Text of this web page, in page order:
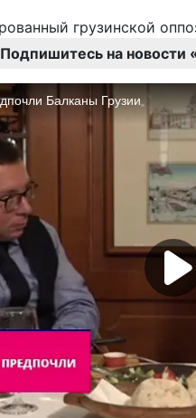
Подпишитесь на новости